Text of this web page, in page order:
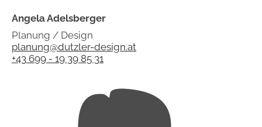
Angela Adelsberger
Planung / Design
planung@dutzler-design.at
+43 699 - 19 39 85 31